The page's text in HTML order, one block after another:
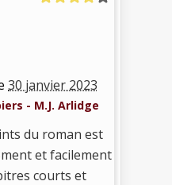
30 janvier 2023
- M.J. Arlidge
du roman est
et facilement
courts et